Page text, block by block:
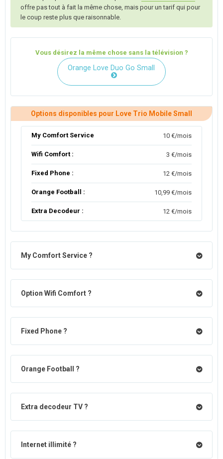
offre pas tout à fait la même chose, mais pour un tarif qui pour
le coup reste plus que raisonnable.
Vous désirez la même chose sans la télévision ?
Orange Love Duo Go Small
Options disponibles pour Love Trio Mobile Small
My Comfort Service 10 €/mois
Wifi Comfort : 3 €/mois
Fixed Phone : 12 €/mois
Orange Football : 10,99 €/mois
Extra Decodeur : 12 €/mois
My Comfort Service ?
Option Wifi Comfort ?
Fixed Phone ?
Orange Football ?
Extra decodeur TV ?
Internet illimité ?